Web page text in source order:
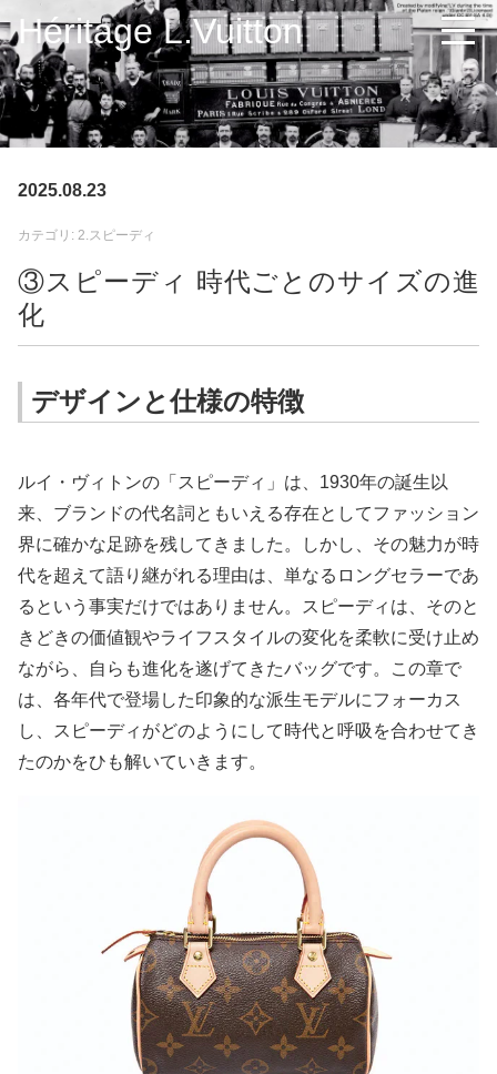
Héritage L.Vuitton
2025.08.23
カテゴリ: 2.スピーディ
③スピーディ 時代ごとのサイズの進
化
デザインと仕様の特徴
ルイ・ヴィトンの「スピーディ」は、1930年の誕生以
来、ブランドの代名詞ともいえる存在としてファッション
界に確かな足跡を残してきました。しかし、その魅力が時
代を超えて語り継がれる理由は、単なるロングセラーであ
るという事実だけではありません。スピーディは、そのと
きどきの価値観やライフスタイルの変化を柔軟に受け止め
ながら、自らも進化を遂げてきたバッグです。この章で
は、各年代で登場した印象的な派生モデルにフォーカス
し、スピーディがどのようにして時代と呼吸を合わせてき
たのかをひも解いていきます。